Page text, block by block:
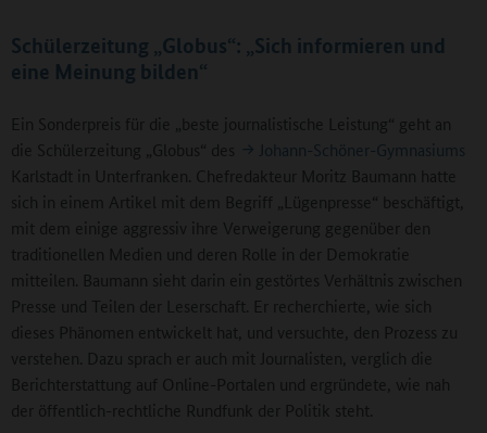
Schülerzeitung „Globus“: „Sich informieren und
eine Meinung bilden“
Ein Sonderpreis für die „beste journalistische Leistung“ geht an
die Schülerzeitung „Globus“ des
Johann-Schöner-Gymnasiums
Karlstadt in Unterfranken. Chefredakteur Moritz Baumann hatte
sich in einem Artikel mit dem Begriff „Lügenpresse“ beschäftigt,
mit dem einige aggressiv ihre Verweigerung gegenüber den
traditionellen Medien und deren Rolle in der Demokratie
mitteilen. Baumann sieht darin ein gestörtes Verhältnis zwischen
Presse und Teilen der Leserschaft. Er recherchierte, wie sich
dieses Phänomen entwickelt hat, und versuchte, den Prozess zu
verstehen. Dazu sprach er auch mit Journalisten, verglich die
Berichterstattung auf Online-Portalen und ergründete, wie nah
der öffentlich-rechtliche Rundfunk der Politik steht.